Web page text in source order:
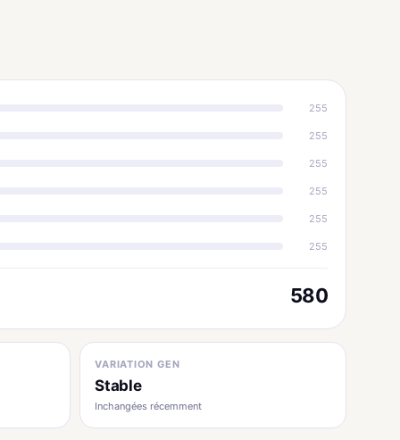
255
255
255
255
255
255
580
VARIATION GEN
Stable
Inchangées récemment